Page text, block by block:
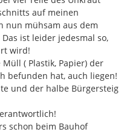
auf meinen
nun mühsam aus dem
ist leider jedesmal so,
wird!
( Plastik, Papier) der
befunden hat, auch liegen!
und der halbe Bürgersteig
schon beim Bauhof